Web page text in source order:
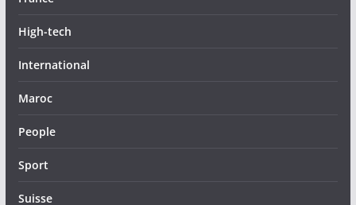
High-tech
International
Maroc
People
Sport
Suisse